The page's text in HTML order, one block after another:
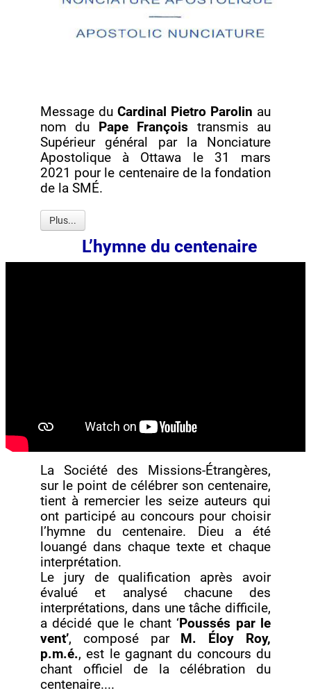
Message du Cardinal Pietro Parolin au
nom du Pape François transmis au
Supérieur général par la Nonciature
Apostolique à Ottawa le 31 mars
2021 pour le centenaire de la fondation
de la SMÉ.
Plus...
L’hymne du centenaire
La Société des Missions-Étrangères,
sur le point de célébrer son centenaire,
tient à remercier les seize auteurs qui
ont participé au concours pour choisir
l’hymne du centenaire. Dieu a été
louangé dans chaque texte et chaque
interprétation.
Le jury de qualification après avoir
évalué et analysé chacune des
interprétations, dans une tâche difficile,
a décidé que le chant ‘Poussés par le
vent’, composé par M. Éloy Roy,
p.m.é., est le gagnant du concours du
chant officiel de la célébration du
centenaire....